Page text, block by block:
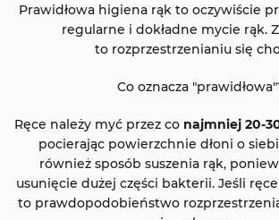
Prawidłowa higiena rąk to oczywiście
regularne i dokładne mycie rąk.
to rozprzestrzenianiu się
Co oznacza
Ręce należy myć przez co najmniej 20-
pocierając powierzchnie dłoni o
również sposób suszenia rąk,
usunięcie dużej części bakterii. Jeśli
to prawdopodobieństwo